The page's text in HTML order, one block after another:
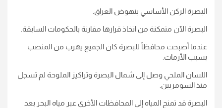
البصرة الركن الأساسي بنهوض العراق.
البصرة الآن متمكنة من اتخاذ قرارها مقارنة بالحكومات السابقة.
عندما أصبحت محافظاً للبصرة كان الجميع يهرب من المنصب
بسبب الأزمات.
اللسان الملحي وصل إلى شمال البصرة وتراكيز الملوحة لم تسجل
منذ السومريين.
البصرة قد تمنح المياه إلى المحافظات الأخرى عبر مياه البحر بعد